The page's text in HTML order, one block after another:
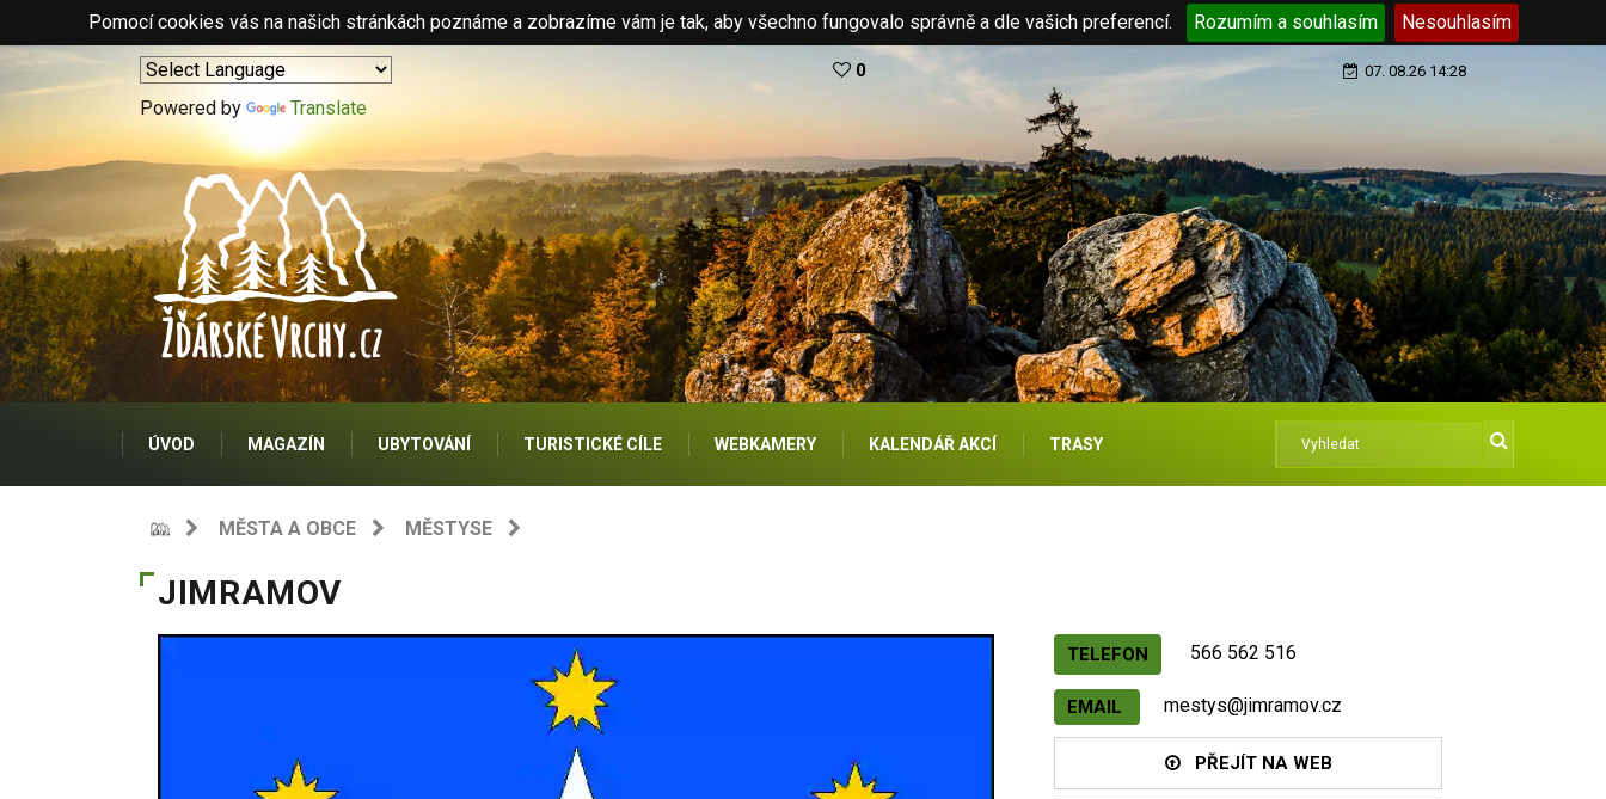
Pomocí cookies vás na našich stránkách poznáme a zobrazíme vám je tak, aby všechno fungovalo správně a dle vašich preferencí. Rozumím a souhlasím Nesouhlasím
Powered by Translate
0 07. 08.26 14:28
ÚVOD MAGAZÍN UBYTOVÁNÍ TURISTICKÉ CÍLE WEBKAMERY KALENDÁŘ AKCÍ TRASY
MĚSTA A OBCE MĚSTYSE
JIMRAMOV
TELEFON 566 562 516
EMAIL mestys@jimramov.cz
PŘEJÍT NA WEB